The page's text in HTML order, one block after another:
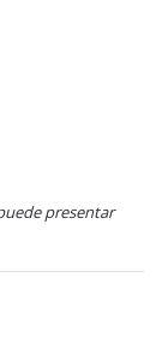
presentar